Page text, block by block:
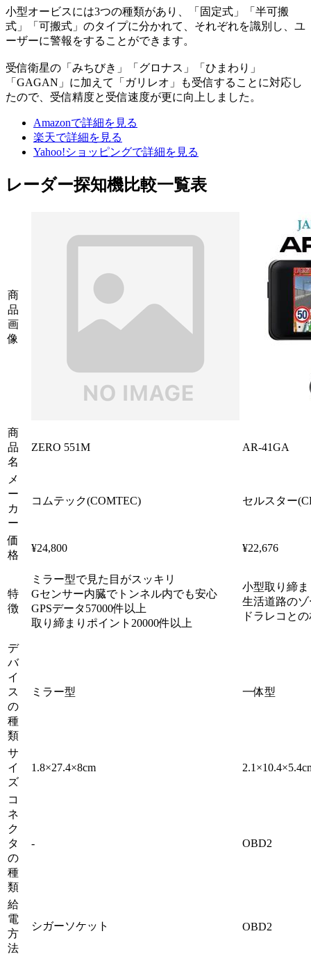
小型オービスには3つの種類があり、「固定式」「半可搬
式」「可搬式」のタイプに分かれて、それぞれを識別し、ユ
ーザーに警報をすることができます。
受信衛星の「みちびき」「グロナス」「ひまわり」
「GAGAN」に加えて「ガリレオ」も受信することに対応し
たので、受信精度と受信速度が更に向上しました。
Amazonで詳細を見る
楽天で詳細を見る
Yahoo!ショッピングで詳細を見る
レーダー探知機比較一覧表
商
品
画
像
商
品
名
ZERO 551M AR-41GA
メ
ー
カ
ー
コムテック(COMTEC) セルスター
価
格
¥24,800 ¥22,676
特
徴
ミラー型で見た目がスッキリ
Gセンサー内臓でトンネル内でも安心
GPSデータ57000件以上
取り締まりポイント20000件以上
小型取り締
生活道路の
ドラレコと
デ
バ
イ
ス
の
種
類
ミラー型 一体型
サ
イ
ズ
1.8×27.4×8cm
コ
ネ
ク
タ
の
種
類
- OBD2
給
電
方
法
シガーソケット OBD2